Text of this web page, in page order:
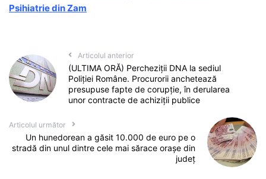
Psihiatrie din Zam
Articolul anterior
(ULTIMA ORĂ) Percheziții DNA la sediul
Poliției Române. Procurorii anchetează
presupuse fapte de corupție, în derularea
unor contracte de achiziții publice
Articolul următor
Un hunedorean a găsit 10.000 de euro pe o
stradă din unul dintre cele mai sărace orașe din
județ